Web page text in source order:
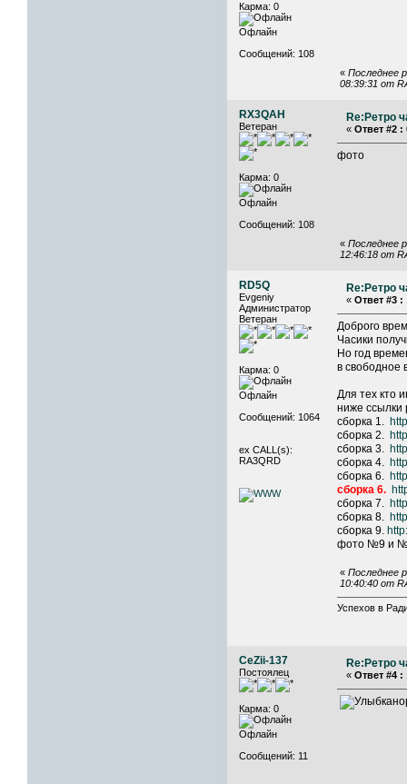
Карма: 0
Офлайн
Сообщений: 108
« Последнее
08:39:31 от
RX3QAH
Ветеран
Карма: 0
Офлайн
Сообщений: 108
Re:Ретро
« Ответ #2 :
фото
« Последнее
12:46:18 от
RD5Q
Evgeniy
Администратор
Ветеран
Карма: 0
Офлайн
Сообщений: 1064
ex CALL(s):
RA3QRD
Re:Ретро
« Ответ #3 :
Доброго
Часики
Но год
в свободное
Для тех кто
ниже ссылки
сборка 1.
сборка 2.
сборка 3.
сборка 4.
сборка 6.
сборка 6.
сборка 7.
сборка 8.
сборка 9.
фото №9 и
« Последнее
10:40:40 от
Успехов в
CeZii-137
Постоялец
Карма: 0
Офлайн
Сообщений: 11
Re:Ретро
« Ответ #4 :